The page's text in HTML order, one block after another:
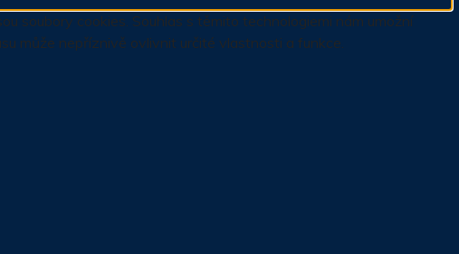
soubory cookies. Souhlas s těmito technologiemi nám umožní
může nepříznivě ovlivnit určité vlastnosti a funkce.